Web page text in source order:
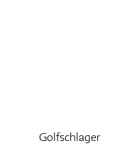
Golfschlager